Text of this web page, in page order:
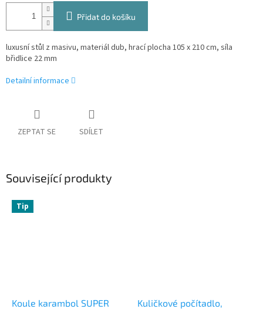
Přidat do košíku
luxusní stůl z masivu, materiál dub, hrací plocha 105 x 210 cm, síla
břidlice 22 mm
Detailní informace
ZEPTAT SE SDÍLET
Související produkty
Tip
Koule karambol SUPER
Kuličkové počítadlo,